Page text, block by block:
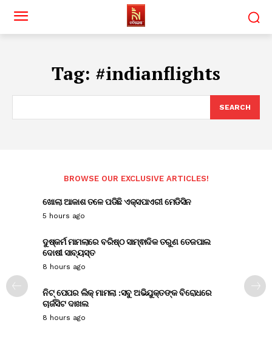
Tag: #indianflights
SEARCH
BROWSE OUR EXCLUSIVE ARTICLES!
ଖୋଲା ଆକାଶ ତଳେ ପଡିଛି ଏକ୍ସପାଏରୀ ମେଡିସିନ
5 hours ago
ଦୁଷ୍କର୍ମ ମାମଲାରେ ବରିଷ୍ଠ ସାମ୍ଵାଦିକ ତରୁଣ ତେଜପାଲ
ଦୋଷୀ ସାବ୍ୟସ୍ତ
8 hours ago
ନିଟ୍ ପେପର ଲିକ୍ ମାମଲା :ସବୁ ଅଭିଯୁକ୍ତଙ୍କ ବିରୋଧରେ
ଚାର୍ଜସିଟ ଦାଖଲ
8 hours ago